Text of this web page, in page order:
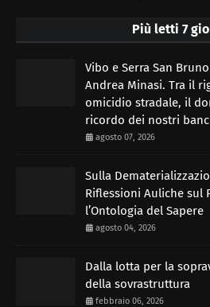
Più letti 7
Vibo e Serra San
Andrea Minasi. Tra il
omicidio stradale, il
ricordo dei nostri
agosto 07, 2026
Sulla
Riflessioni Auliche sul
l’Ontologia del Sapere
agosto 04, 2026
Dalla lotta per la
della sovrastruttura
febbraio 06, 2026